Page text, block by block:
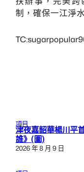
制，確保一江淨
項目
津夜嘉韶華楊川平
誰》(圖)
2026 年 8 月 9 日